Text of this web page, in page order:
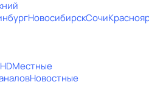
НовосибирскСочи
HDМестные
Новостные